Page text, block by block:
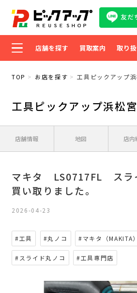
友だ
店舗を探す 買取案内 取り
TOP お店を探す 工具ピックアップ
工具ピックアップ浜松
店舗情報 地図 店内
マキタ LS0717FL スラ
買い取りました。
2026-04-23
#工具 #丸ノコ #マキタ（MAKITA）
#スライド丸ノコ #工具専門店